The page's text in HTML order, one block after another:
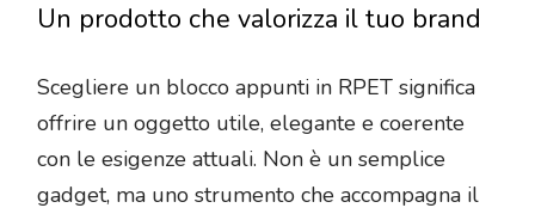
Un prodotto che valorizza il tuo brand
Scegliere un blocco appunti in RPET significa
offrire un oggetto utile, elegante e coerente
con le esigenze attuali. Non è un semplice
gadget, ma uno strumento che accompagna il